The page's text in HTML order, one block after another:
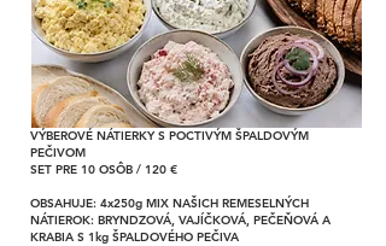
VÝBEROVÉ NÁTIERKY S POCTIVÝM ŠPALDOVÝM
PEČIVOM
SET PRE 10 OSÔB / 120 €
OBSAHUJE: 4x250g MIX NAŠICH REMESELNÝCH
NÁTIEROK: BRYNDZOVÁ, VAJÍČKOVÁ, PEČEŇOVÁ A
KRABIA S 1kg ŠPALDOVÉHO PEČIVA